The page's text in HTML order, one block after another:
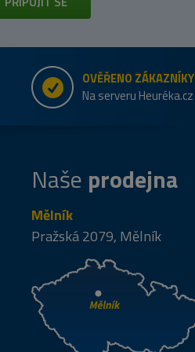
OVĚŘENO ZÁKAZNÍKY
Na serveru Heuréka.cz
Naše prodejna
Mělník
Pražská 2079, Mělník